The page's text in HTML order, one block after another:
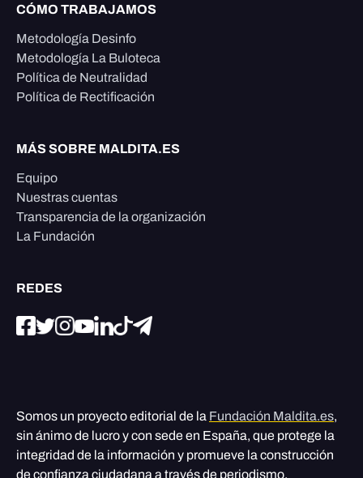
CÓMO TRABAJAMOS
Metodología Desinfo
Metodología La Buloteca
Política de Neutralidad
Política de Rectificación
MÁS SOBRE MALDITA.ES
Equipo
Nuestras cuentas
Transparencia de la organización
La Fundación
REDES
Somos un proyecto editorial de la Fundación Maldita.es,
sin ánimo de lucro y con sede en España, que protege la
integridad de la información y promueve la construcción
de confianza ciudadana a través de periodismo,